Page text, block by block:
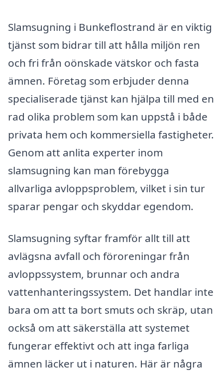
Slamsugning i Bunkeflostrand är en viktig
tjänst som bidrar till att hålla miljön ren
och fri från oönskade vätskor och fasta
ämnen. Företag som erbjuder denna
specialiserade tjänst kan hjälpa till med en
rad olika problem som kan uppstå i både
privata hem och kommersiella fastigheter.
Genom att anlita experter inom
slamsugning kan man förebygga
allvarliga avloppsproblem, vilket i sin tur
sparar pengar och skyddar egendom.
Slamsugning syftar framför allt till att
avlägsna avfall och föroreningar från
avloppssystem, brunnar och andra
vattenhanteringssystem. Det handlar inte
bara om att ta bort smuts och skräp, utan
också om att säkerställa att systemet
fungerar effektivt och att inga farliga
ämnen läcker ut i naturen. Här är några